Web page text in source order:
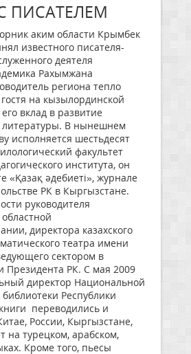
ПИСАТЕЛЕМ
аким области Крымбек
известного писателя-
деятеля
Рахымжана
региона тепло
на кызылординской
вклад в развитие
литературы. В нынешнем
исполняется шестьдесят
факультет
института, он
«Қазақ әдебиеті», журнале
РК в Кыргызстане.
руководителя
директора казахского
театра имени
сектором в
Президента РК. С мая 2009
директор Национальной
Республики
переводились и
России, Кыргызстане,
на турецком, арабском,
Кроме того, пьесы